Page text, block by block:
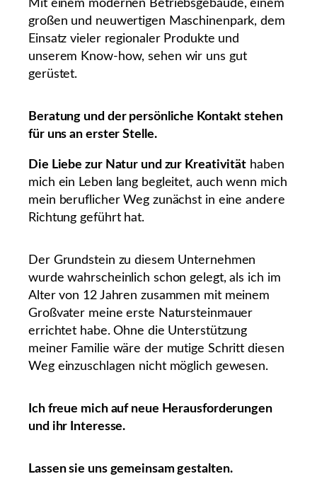
Mit einem modernen Betriebsgebäude, einem
großen und neuwertigen Maschinenpark, dem
Einsatz vieler regionaler Produkte und
unserem Know-how, sehen wir uns gut
gerüstet.
Beratung und der persönliche Kontakt stehen
für uns an erster Stelle.
Die Liebe zur Natur und zur Kreativität haben
mich ein Leben lang begleitet, auch wenn mich
mein beruflicher Weg zunächst in eine andere
Richtung geführt hat.
Der Grundstein zu diesem Unternehmen
wurde wahrscheinlich schon gelegt, als ich im
Alter von 12 Jahren zusammen mit meinem
Großvater meine erste Natursteinmauer
errichtet habe. Ohne die Unterstützung
meiner Familie wäre der mutige Schritt diesen
Weg einzuschlagen nicht möglich gewesen.
Ich freue mich auf neue Herausforderungen
und ihr Interesse.
Lassen sie uns gemeinsam gestalten.